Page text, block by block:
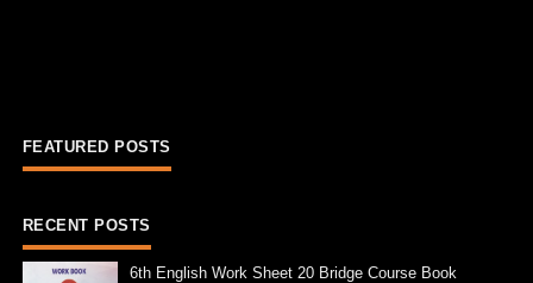
FEATURED POSTS
RECENT POSTS
6th English Work Sheet 20 Bridge Course Book